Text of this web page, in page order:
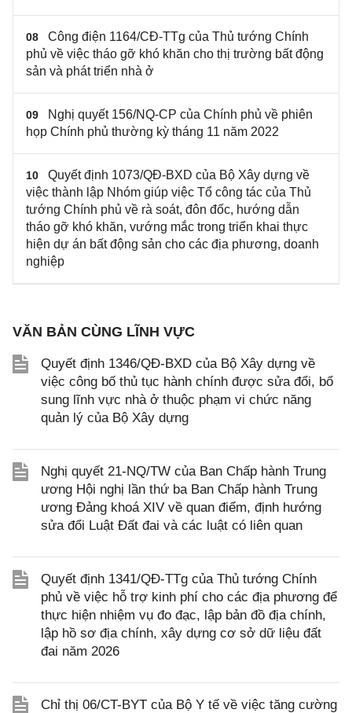
08
Công điện 1164/CĐ-TTg của Thủ tướng Chính
phủ về việc tháo gỡ khó khăn cho thị trường bất động
sản và phát triển nhà ở
09
Nghị quyết 156/NQ-CP của Chính phủ về phiên
họp Chính phủ thường kỳ tháng 11 năm 2022
10
Quyết định 1073/QĐ-BXD của Bộ Xây dựng về
việc thành lập Nhóm giúp việc Tổ công tác của Thủ
tướng Chính phủ về rà soát, đôn đốc, hướng dẫn
tháo gỡ khó khăn, vướng mắc trong triển khai thực
hiện dự án bất động sản cho các địa phương, doanh
nghiệp
VĂN BẢN CÙNG LĨNH VỰC
Quyết định 1346/QĐ-BXD của Bộ Xây dựng về
việc công bố thủ tục hành chính được sửa đổi, bổ
sung lĩnh vực nhà ở thuộc phạm vi chức năng
quản lý của Bộ Xây dựng
Nghị quyết 21-NQ/TW của Ban Chấp hành Trung
ương Hội nghị lần thứ ba Ban Chấp hành Trung
ương Đảng khoá XIV về quan điểm, định hướng
sửa đổi Luật Đất đai và các luật có liên quan
Quyết định 1341/QĐ-TTg của Thủ tướng Chính
phủ về việc hỗ trợ kinh phí cho các địa phương để
thực hiện nhiệm vụ đo đạc, lập bản đồ địa chính,
lập hồ sơ địa chính, xây dựng cơ sở dữ liệu đất
đai năm 2026
Chỉ thị 06/CT-BYT của Bộ Y tế về việc tăng cường